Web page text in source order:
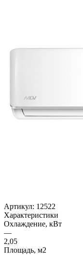
Артикул: 12522
Характеристики
Охлаждение, кВт
—
2,05
Площадь, м2